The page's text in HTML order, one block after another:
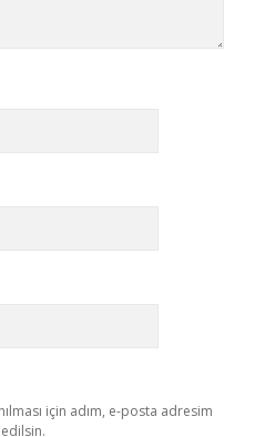
için adım, e-posta adresim